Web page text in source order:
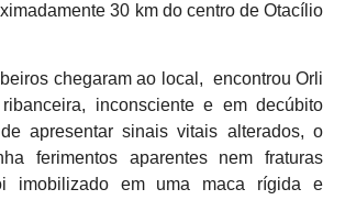
30 km do centro de Otacílio
chegaram ao local, encontrou Orli
inconsciente e em decúbito
apresentar sinais vitais alterados, o
ferimentos aparentes nem fraturas
imobilizado em uma maca rígida e